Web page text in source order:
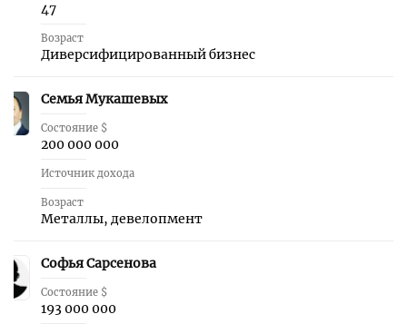
47
Возраст
Диверсифицированный бизнес
34 Семья Мукашевых
Состояние $
200 000 000
Источник дохода
Возраст
Металлы, девелопмент
35 Софья Сарсенова
Состояние $
193 000 000